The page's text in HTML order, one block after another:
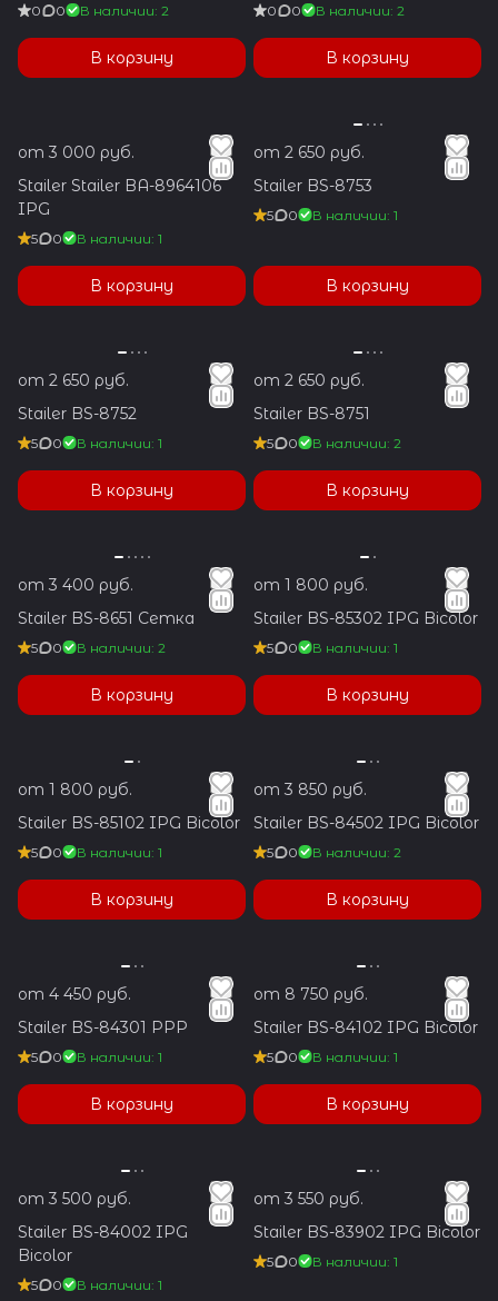
0 0 В наличии: 2
В корзину
0 0 В наличии: 2
В корзину
от 3 000 руб.
Stailer Stailer BA-8964106
IPG
5 0 В наличии: 1
В корзину
от 2 650 руб.
Stailer BS-8753
5 0 В наличии: 1
В корзину
от 2 650 руб.
Stailer BS-8752
5 0 В наличии: 1
В корзину
от 2 650 руб.
Stailer BS-8751
5 0 В наличии: 2
В корзину
от 3 400 руб.
Stailer BS-8651 Сетка
5 0 В наличии: 2
В корзину
от 1 800 руб.
Stailer BS-85302 IPG Bicolor
5 0 В наличии: 1
В корзину
от 1 800 руб.
Stailer BS-85102 IPG Bicolor
5 0 В наличии: 1
В корзину
от 3 850 руб.
Stailer BS-84502 IPG Bicolor
5 0 В наличии: 2
В корзину
от 4 450 руб.
Stailer BS-84301 PPP
5 0 В наличии: 1
В корзину
от 8 750 руб.
Stailer BS-84102 IPG Bicolor
5 0 В наличии: 1
В корзину
от 3 500 руб.
Stailer BS-84002 IPG
Bicolor
5 0 В наличии: 1
от 3 550 руб.
Stailer BS-83902 IPG Bicolor
5 0 В наличии: 1